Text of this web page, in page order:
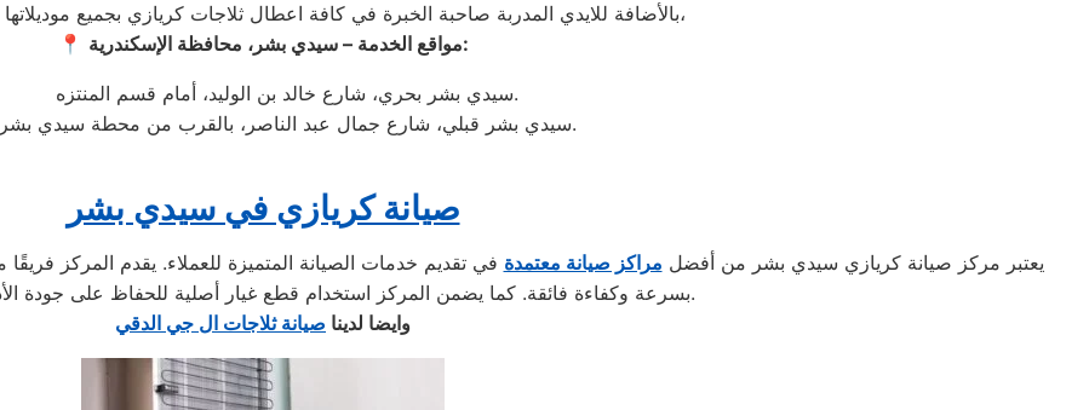
بالأضافة للايدي المدربة صاحبة الخبرة في كافة اعطال ثلاجات كريازي بجميع موديلاتها القديم منها والحديث،
📍
مواقع الخدمة – سيدي بشر، محافظة الإسكندرية:
سيدي بشر بحري، شارع خالد بن الوليد، أمام قسم المنتزه.
سيدي بشر قبلي، شارع جمال عبد الناصر، بالقرب من محطة سيدي بشر.
صيانة كريازي في سيدي بشر
يعتبر مركز صيانة كريازي سيدي بشر من أفضل مراكز صيانة معتمدة في تقديم خدمات الصيانة المتميزة للعملاء. يقدم المركز
بسرعة وكفاءة فائقة. كما يضمن المركز استخدام قطع غيار أصلية للحفاظ على جودة الأداء وطول عمر الجهاز.
وايضا لدينا صيانة ثلاجات ال جي الدقي